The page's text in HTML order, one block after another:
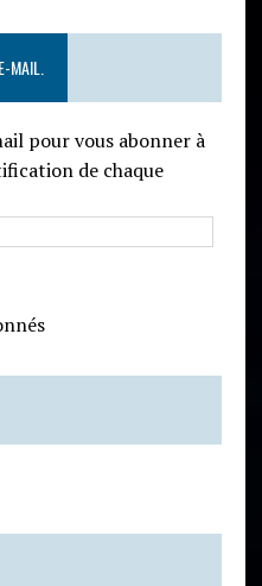
MAIL.
pour vous abonner à
de chaque